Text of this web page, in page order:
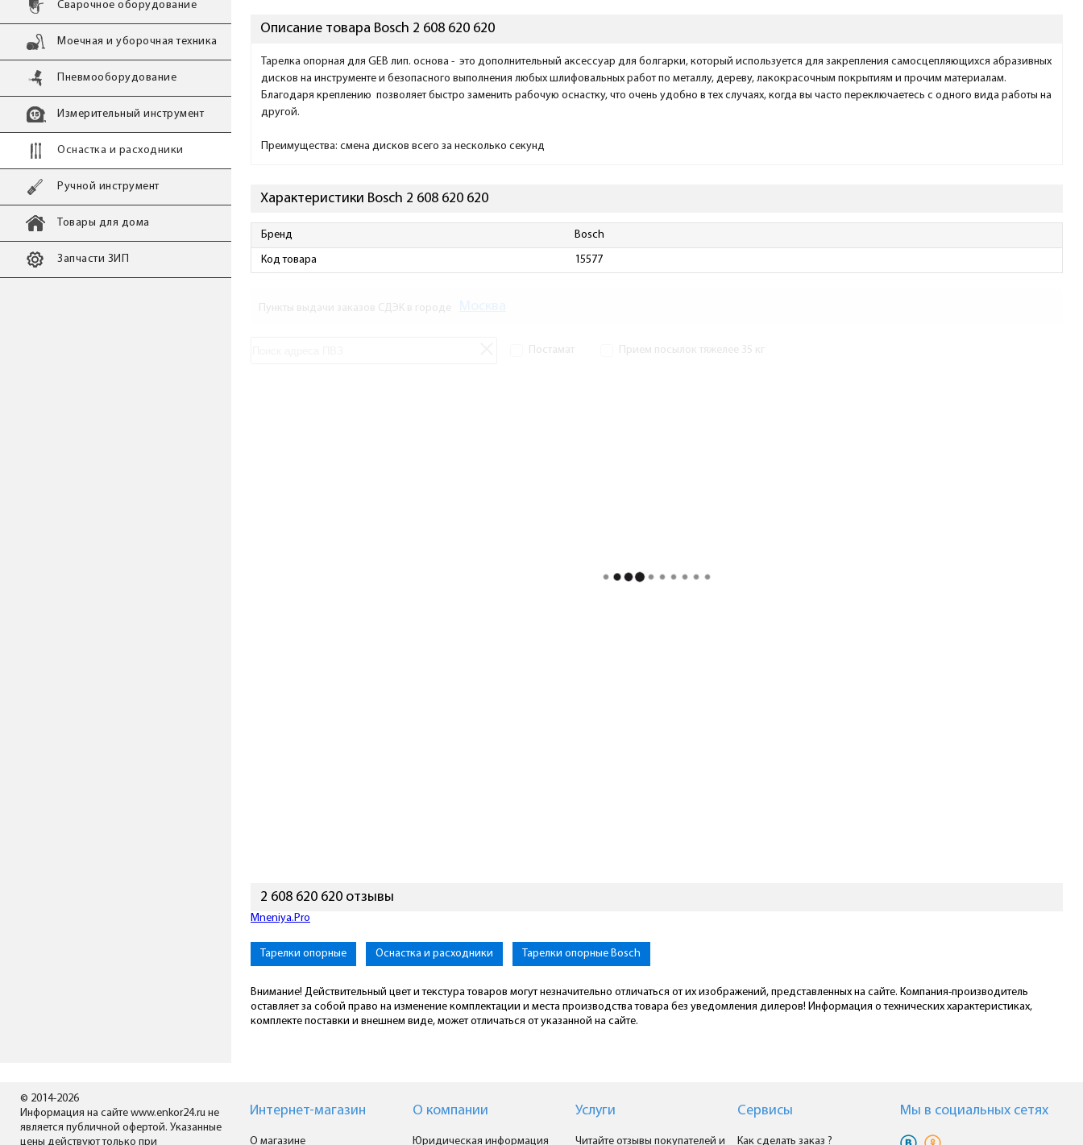
Сварочное оборудование
Моечная и уборочная техника
Пневмооборудование
Измерительный инструмент
Оснастка и расходники
Ручной инструмент
Товары для дома
Запчасти ЗИП
Описание товара Bosch 2 608 620 620
Тарелка опорная для GEB лип. основа - это дополнительный аксессуар для болгарки, который используется для закрепления самосцепляющихся абразивных
дисков на инструменте и безопасного выполнения любых шлифовальных работ по металлу, дереву, лакокрасочным покрытиям и прочим материалам.
Благодаря креплению позволяет быстро заменить рабочую оснастку, что очень удобно в тех случаях, когда вы часто переключаетесь с одного вида работы на
другой.
Преимущества: смена дисков всего за несколько секунд
Характеристики Bosch 2 608 620 620
Бренд Bosch
Код товара 15577
Пункты выдачи заказов СДЭК в городе
Постамат Прием посылок тяжелее 35 кг
2 608 620 620 отзывы
Mneniya.Pro
Тарелки опорные Оснастка и расходники Тарелки опорные Bosch
Внимание! Действительный цвет и текстура товаров могут незначительно отличаться от их изображений, представленных на сайте. Компания-производитель
оставляет за собой право на изменение комплектации и места производства товара без уведомления дилеров! Информация о технических характеристиках,
комплекте поставки и внешнем виде, может отличаться от указанной на сайте.
© 2014-2026
Информация на сайте www.enkor24.ru не
является публичной офертой. Указанные
цены действуют только при
Интернет-магазин
О магазине
О компании
Юридическая информация
Услуги
Читайте отзывы покупателей и
Сервисы
Как сделать заказ ?
Мы в cоциальных сетях